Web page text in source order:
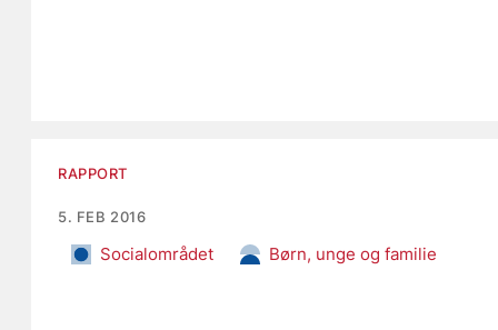
RAPPORT
5. FEB 2016
Socialområdet Børn, unge og familie